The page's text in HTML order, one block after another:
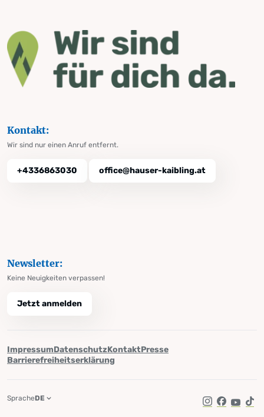
Kontakt:
Wir sind nur einen Anruf entfernt.
+4336863030 office@hauser-kaibling.at
Newsletter:
Keine Neuigkeiten verpassen!
Jetzt anmelden
ImpressumDatenschutzKontaktPresse
Barrierefreiheitserklärung
Instagram
Facebook
SpracheDE